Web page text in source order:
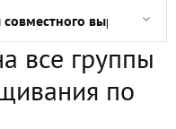
совместного
в конце февраля
все группы
по